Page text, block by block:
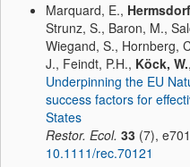
Marquard, E.,
Strunz, S., Baron, M.,
Wiegand, S., Hornberg,
J., Feindt, P.H., Köck, W.
Underpinning the EU
success factors for
States
Restor. Ecol. 33 (7),
10.1111/rec.70121